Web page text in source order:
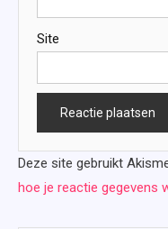
Site
Deze site gebruikt
hoe je reactie gegevens